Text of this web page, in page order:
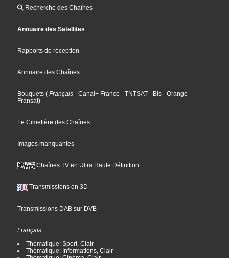
Recherche des Chaînes
Annuaire des Satellites
Rapports de réception
Annuaire des Chaînes
Bouquets ( Français - Canal+ France - TNTSAT - Bis - Orange -
Fransat)
Le Cimetière des Chaînes
Images manquantes
Chaînes TV en Ultra Haute Définition
Transmissions en 3D
Transmissions DAB sur DVB
Français
Thématique: Sport, Clair
Thématique: Informations, Clair